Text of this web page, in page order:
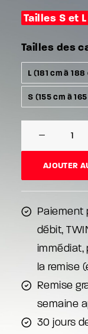
Tailles S et
Tailles des
L (181 cm à 188
S (155 cm à
eAlpinAJOUTER
Paiement
débit,
immédiat,
la remise
Remise
semaine
30 jours